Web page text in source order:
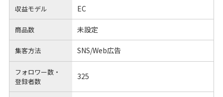
収益モデル EC
商品数 未設定
集客方法 SNS/Web広告
フォロワー数・
登録者数
325